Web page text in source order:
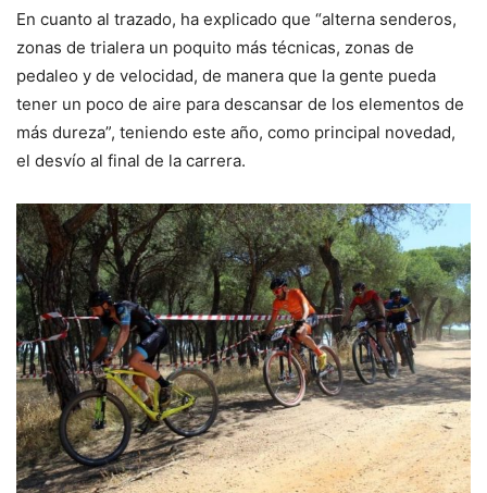
En cuanto al trazado, ha explicado que “alterna senderos,
zonas de trialera un poquito más técnicas, zonas de
pedaleo y de velocidad, de manera que la gente pueda
tener un poco de aire para descansar de los elementos de
más dureza”, teniendo este año, como principal novedad,
el desvío al final de la carrera.